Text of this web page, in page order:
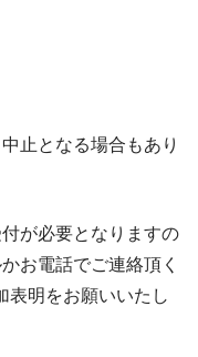
止となる場合もあり
が必要となりますの
お電話でご連絡頂く
表明をお願いいたし